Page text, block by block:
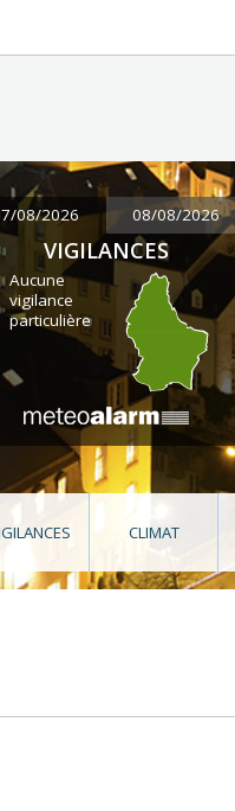
08/2026 08/08/2026
VIGILANCES
Aucune
vigilance
particulière
CLIMAT